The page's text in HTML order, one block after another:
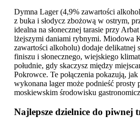
Dymna Lager (4,9% zawartości
z buka i słodycz zbożową w ostrym,
idealna na słonecznej tarasie przy
lżejszymi daniami rybnymi. Miodowa
zawartości alkoholu) dodaje delikatnej
finiszu i słonecznego, wiejskiego
południe, gdy skaczysz między
Pokrowce. Te połączenia pokazują,
wykonana lager może podnieść prosty
moskiewskim środowisku
Najlepsze dzielnice do piwnej